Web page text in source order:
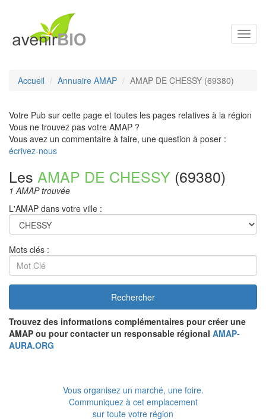
Accueil Annuaire AMAP AMAP DE CHESSY (69380)
Votre Pub sur cette page et toutes les pages relatives à la région
Vous ne trouvez pas votre AMAP ?
Vous avez un commentaire à faire, une question à poser :
écrivez-nous
Les AMAP DE CHESSY (69380)
1 AMAP trouvée
L'AMAP dans votre ville :
Mots clés :
Rechercher
Trouvez des informations complémentaires pour créer une
AMAP ou pour contacter un responsable régional AMAP-
AURA.ORG
Vous organisez un marché, une foire.
Communiquez à cet emplacement
sur toute votre région